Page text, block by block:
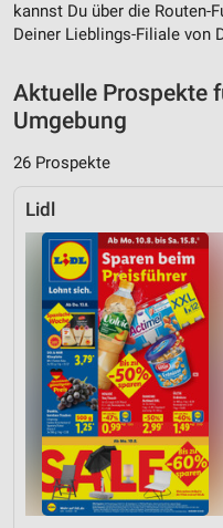
kannst Du über die Routen-
Deiner Lieblings-Filiale von
Aktuelle Prospekte
Umgebung
26 Prospekte
Lidl